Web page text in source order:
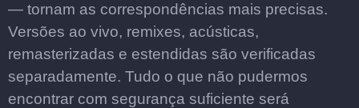
— tornam as correspondências mais precisas.
Versões ao vivo, remixes, acústicas,
remasterizadas e estendidas são verificadas
separadamente. Tudo o que não pudermos
encontrar com segurança suficiente será